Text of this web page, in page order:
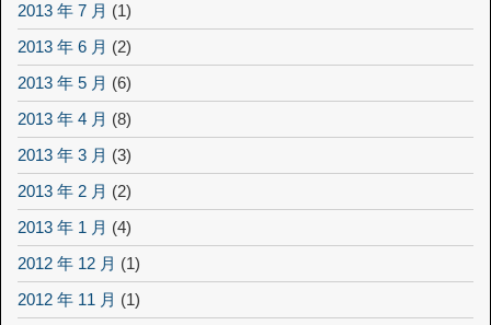
2013 年 7 月 (1)
2013 年 6 月 (2)
2013 年 5 月 (6)
2013 年 4 月 (8)
2013 年 3 月 (3)
2013 年 2 月 (2)
2013 年 1 月 (4)
2012 年 12 月 (1)
2012 年 11 月 (1)